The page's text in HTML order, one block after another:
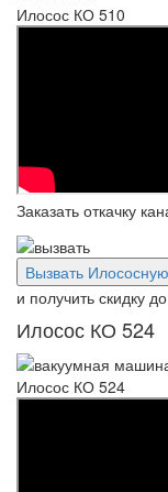
Илосос КО 510
Заказать откачку
Вызвать
и получить скидку
Илосос КО 524
Илосос КО 524